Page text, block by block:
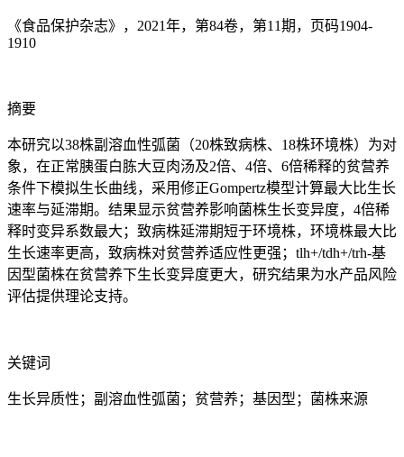
《食品保护杂志》，2021年，第84卷，第11期，页码1904-
1910
摘要
本研究以38株副溶血性弧菌（20株致病株、18株环境株）为对
象，在正常胰蛋白胨大豆肉汤及2倍、4倍、6倍稀释的贫营养
条件下模拟生长曲线，采用修正Gompertz模型计算最大比生长
速率与延滞期。结果显示贫营养影响菌株生长变异度，4倍稀
释时变异系数最大；致病株延滞期短于环境株，环境株最大比
生长速率更高，致病株对贫营养适应性更强；tlh+/tdh+/trh-基
因型菌株在贫营养下生长变异度更大，研究结果为水产品风险
评估提供理论支持。
关键词
生长异质性；副溶血性弧菌；贫营养；基因型；菌株来源